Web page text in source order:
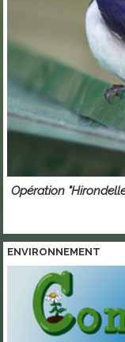
Opération
ENVIRONNEMENT